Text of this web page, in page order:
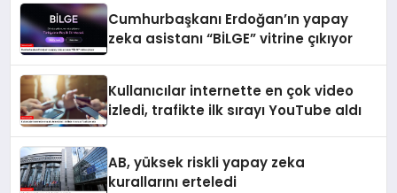
Cumhurbaşkanı Erdoğan’ın yapay
zeka asistanı “BİLGE” vitrine çıkıyor
Kullanıcılar internette en çok video
izledi, trafikte ilk sırayı YouTube aldı
AB, yüksek riskli yapay zeka
kurallarını erteledi